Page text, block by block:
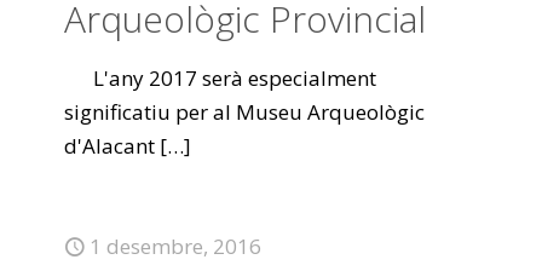
Arqueològic Provincial
L'any 2017 serà especialment
significatiu per al Museu Arqueològic
d'Alacant […]
1 desembre, 2016